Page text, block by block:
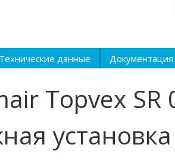
Технические данные Документация
Topvex
установка